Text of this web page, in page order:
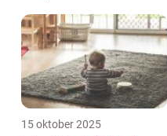
15 oktober 2025